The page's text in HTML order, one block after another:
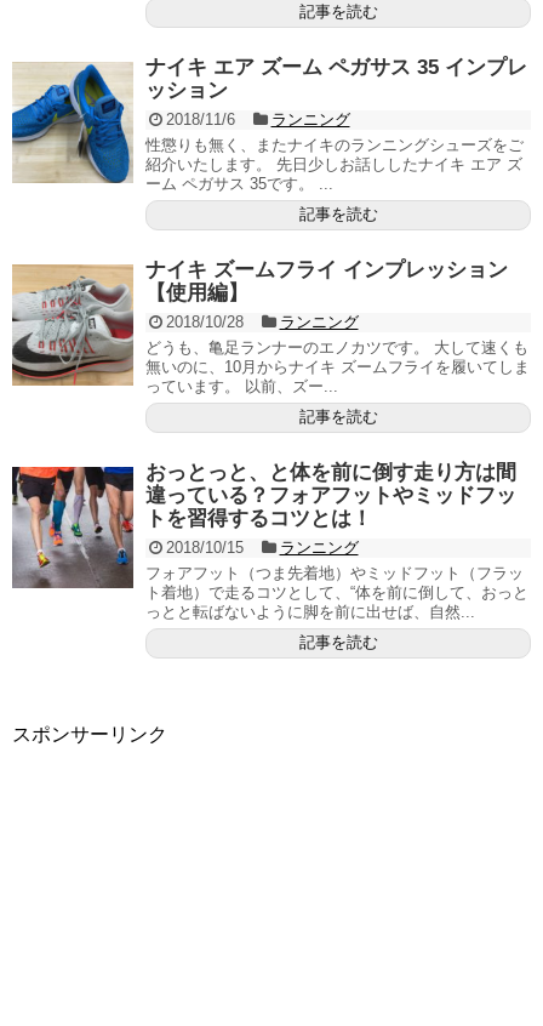
記事を読む
ナイキ エア ズーム ペガサス 35 インプレ
ッション
2018/11/6
ランニング
性懲りも無く、またナイキのランニングシューズをご
紹介いたします。 先日少しお話ししたナイキ エア ズ
ーム ペガサス 35です。 ...
記事を読む
ナイキ ズームフライ インプレッション
【使用編】
2018/10/28
ランニング
どうも、亀足ランナーのエノカツです。 大して速くも
無いのに、10月からナイキ ズームフライを履いてしま
っています。 以前、ズー...
記事を読む
おっとっと、と体を前に倒す走り方は間
違っている？フォアフットやミッドフッ
トを習得するコツとは！
2018/10/15
ランニング
フォアフット（つま先着地）やミッドフット（フラッ
ト着地）で走るコツとして、“体を前に倒して、おっと
っとと転ばないように脚を前に出せば、自然...
記事を読む
スポンサーリンク